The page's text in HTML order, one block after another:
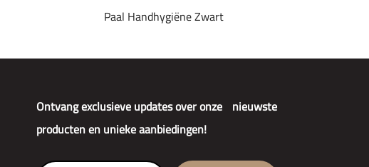
Paal Handhygiëne Zwart
Ontvang exclusieve updates over onze nieuwste
producten en unieke aanbiedingen!